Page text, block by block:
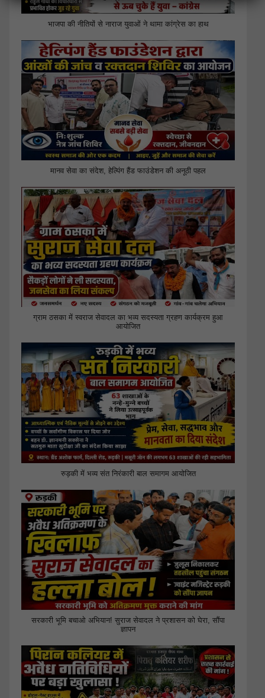
भाजपा की नीतियों से नाराज युवाओं ने थामा कांग्रेस का हाथ
मानव सेवा का संदेश, हेल्पिंग हैंड फाउंडेशन की अनूठी पहल
ग्राम ठसका में स्वराज सेवादल का भव्य सदस्यता ग्रहण कार्यक्रम हुआ
आयोजित
रुड़की में भव्य संत निरंकारी बाल समागम आयोजित
सरकारी भूमि बचाओ अभियान! सुराज सेवादल ने प्रशासन को घेरा, सौंपा
ज्ञापन